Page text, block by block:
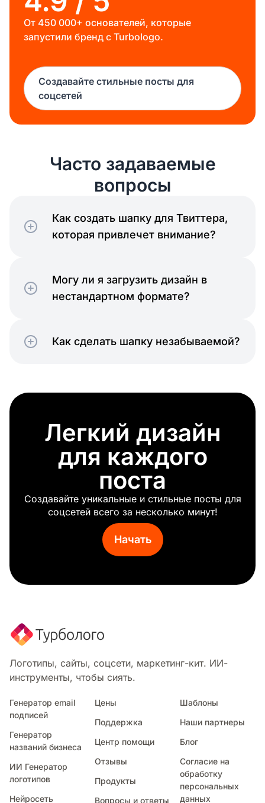
От 450 000+ основателей, которые
запустили бренд с Turbologo.
Создавайте стильные посты для
соцсетей
Часто задаваемые
вопросы
Как создать шапку для Твиттера,
которая привлечет внимание?
Могу ли я загрузить дизайн в
нестандартном формате?
Как сделать шапку незабываемой?
Легкий дизайн
для каждого
поста
Создавайте уникальные и стильные посты для
соцсетей всего за несколько минут!
Начать
Логотипы, сайты, соцсети, маркетинг-кит. ИИ-
инструменты, чтобы сиять.
Генератор email
подписей
Генератор
названий бизнеса
ИИ Генератор
логотипов
Нейросеть
Цены
Поддержка
Центр помощи
Отзывы
Продукты
Вопросы и ответы
Шаблоны
Наши партнеры
Блог
Согласие на
обработку
персональных
данных